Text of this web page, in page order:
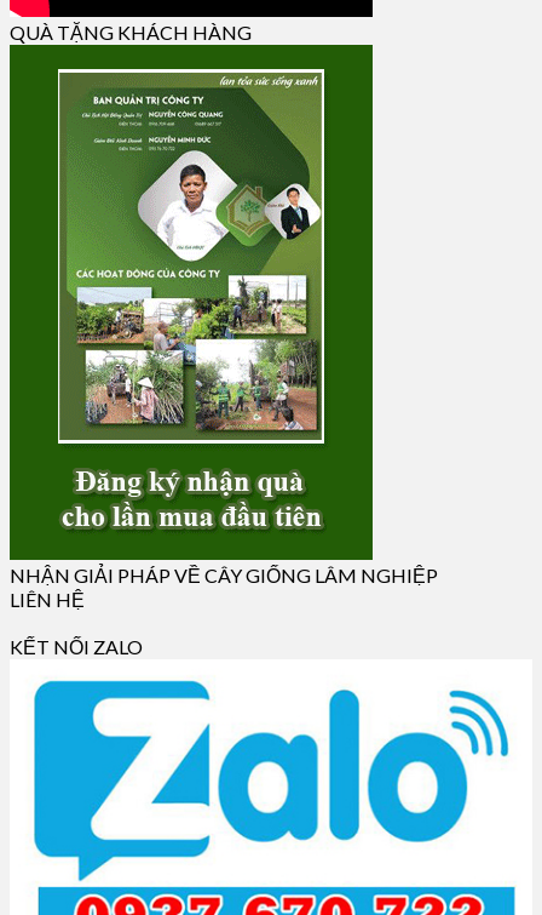
QUÀ TẶNG KHÁCH HÀNG
NHẬN GIẢI PHÁP VỀ CÂY GIỐNG LÂM NGHIỆP
LIÊN HỆ
KẾT NỐI ZALO